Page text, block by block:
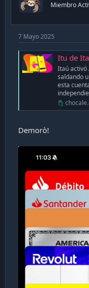
Miembro
7 Mayo 2025
Itu de Itaú
Itaú activó
saldando
esta
Demorò!